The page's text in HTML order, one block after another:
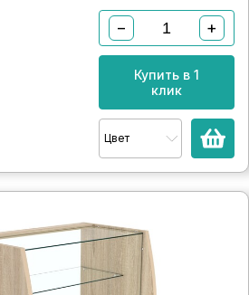
− +
Купить в 1
клик
Цвет